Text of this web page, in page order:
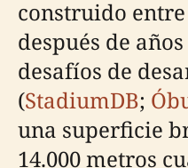
construido entre
después de
desafíos de
(StadiumDB;
una superficie
14.000 metros